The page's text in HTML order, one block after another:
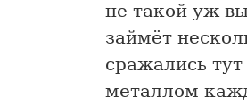
не такой уж
займёт
сражались
металлом